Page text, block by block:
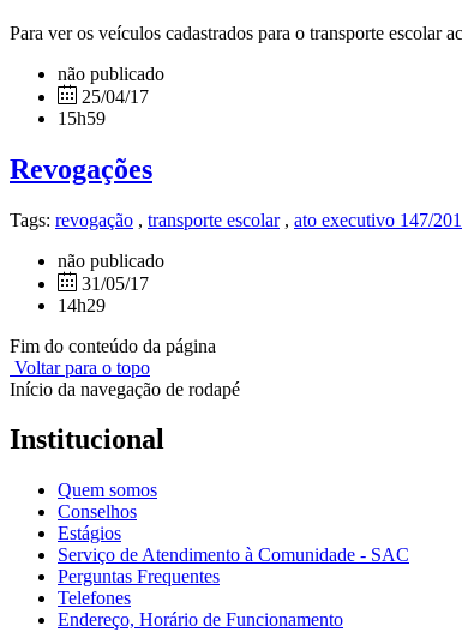
Para ver os veículos cadastrados para o transporte escolar
não publicado
25/04/17
15h59
Revogações
Tags: revogação , transporte escolar , ato executivo 147/
não publicado
31/05/17
14h29
Fim do conteúdo da página
Voltar para o topo
Início da navegação de rodapé
Institucional
Quem somos
Conselhos
Estágios
Serviço de Atendimento à Comunidade - SAC
Perguntas Frequentes
Telefones
Endereço, Horário de Funcionamento